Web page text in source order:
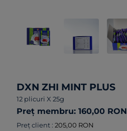
DXN ZHI MINT PLUS
12 plicuri X 25g
Preț membru: 160,00 RON
Preț client : 205,00 RON